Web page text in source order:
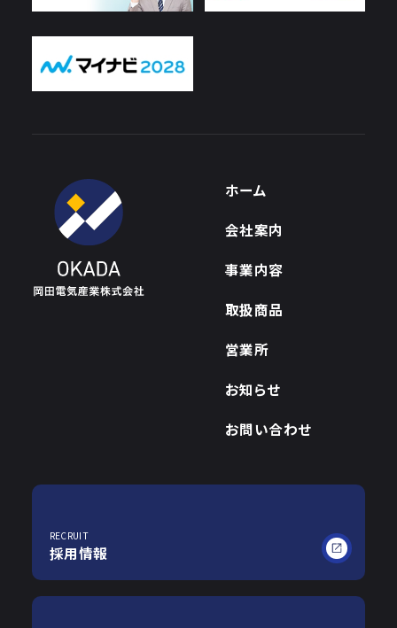
ホーム
会社案内
事業内容
取扱商品
営業所
お知らせ
お問い合わせ
RECRUIT
採用情報